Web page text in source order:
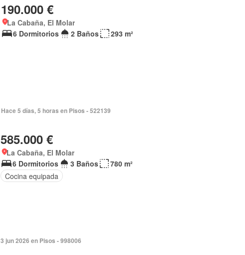
190.000 €
La Cabaña, El Molar
6 Dormitorios
2 Baños 293 m²
Hace 5 días, 5 horas en Pisos - 522139
585.000 €
La Cabaña, El Molar
6 Dormitorios
3 Baños
780 m²
Cocina equipada
3 jun 2026 en Pisos - 998006